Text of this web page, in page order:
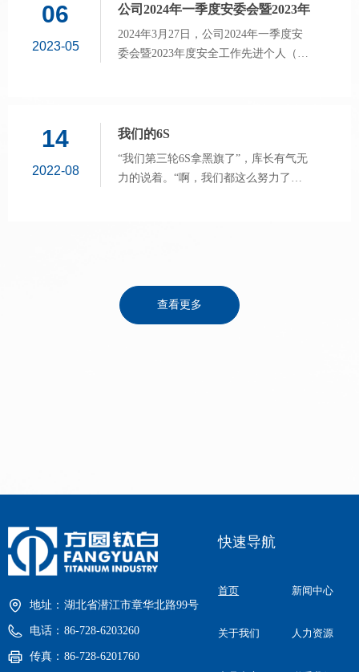
公司2024年一季度安委会暨2023年
度安全工作先进个人（班组）表彰
大会隆重召开
2024年3月27日，公司2024年一季度安
委会暨2023年度安全工作先进个人（班
共144人参加会议。
06
2023-05
我们的6S
“我们第三轮6S拿黑旗了”，库长有气无
力的说着。“啊，我们都这么努力了，
14
2022-08
查看更多
地址： 湖北省潜江市章华北路99号
电话： 86-728-6203260
传真： 86-728-6201760
快速导航
首页
关于我们
新闻中心
人力资源